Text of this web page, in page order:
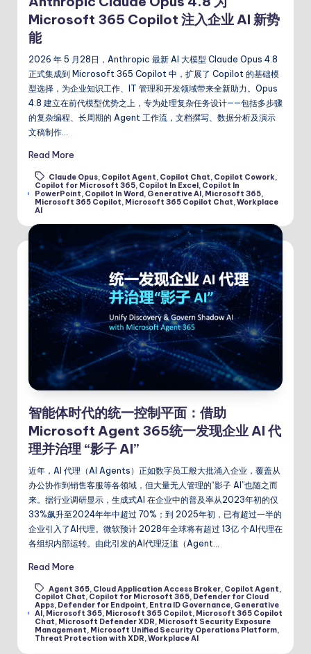
Microsoft 365 Copilot 注入企业 AI 新势
能
2026 年 5 月28日，Anthropic 最新 AI 大模型 Claude Opus 4.8
正式集成到 Microsoft 365 Copilot 中，扩展了 Copilot 的基础模
型选择，为企业知识工作、IT 管理和开发领域带来全新助力。Opus
4.8 建立在前代模型优势之上，专为处理复杂任务设计——包括多步骤
的复杂编程、长周期的 Agent 工作流，文档撰写、数据分析及演示
文稿制作…
Read More
Tags:
Claude Opus, Copilot Agent, Copilot Chat, Copilot Cowork,
Copilot for Microsoft 365, Copilot In Excel, Copilot In
PowerPoint, Copilot In Word, Generative AI, Microsoft 365,
Microsoft 365 Copilot, Microsoft 365 Copilot Chat,Workplace
AI
智能体时代的统一控制平面：借助
Microsoft Agent 365统一发现企业 AI 代
理并治理 “影子 AI”
近年，AI 代理（AI Agents）正如数字员工般大批涌入企业，覆盖从
办公协作到销售客服等各领域，但大量无人管理的“影子 AI”也随之而
来。据行业调研显示，生成式AI 在企业中的普及率从2023年初的仅
33%飙升至2024年年中超过 70%；到 2025年初，已有超过一半的
企业引入了AI代理。微软预计 2028年全球将有超过 13亿 个AI代理在
各组织内部运转。由此引发的AI代理泛滥（Agent…
Read More
Tags:
Agent 365, Cloud Application Access Broker, Copilot Agent
Copilot Chat, Copilot for Microsoft 365, Defender for Cloud
Apps, Defender for Endpoint, Entra ID Governance, Generative
AI , Microsoft 365, Microsoft 365 Copilot, Microsoft 365 Copilot
Chat, Microsoft Defender XDR, Microsoft Security Exposure
Management, Microsoft Unified Security Operations Platform,
Threat Protection with XDR,Workplace AI